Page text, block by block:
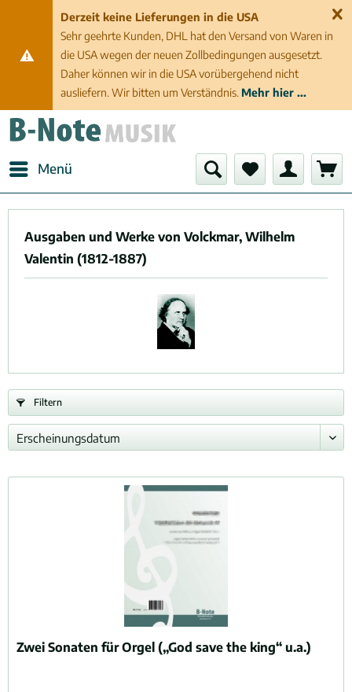
Derzeit keine Lieferungen in die USA
Sehr geehrte Kunden, DHL hat den Versand von Waren in
die USA wegen der neuen Zollbedingungen ausgesetzt.
Daher können wir in die USA vorübergehend nicht
ausliefern. Wir bitten um Verständnis. Mehr hier ...
Menü
Ausgaben und Werke von Volckmar, Wilhelm
Valentin (1812-1887)
Filtern
Zwei Sonaten für Orgel („God save the king“ u.a.)